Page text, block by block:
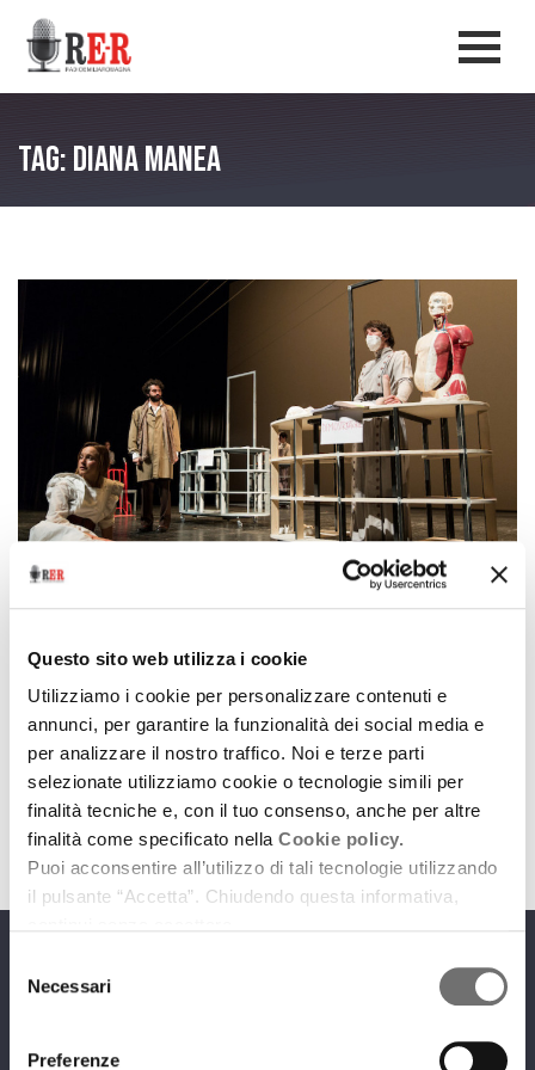
Questo sito web utilizza i cookie
Utilizziamo i cookie per personalizzare contenuti e
annunci, per garantire la funzionalità dei social media e
per analizzare il nostro traffico. Noi e terze parti
selezionate utilizziamo cookie o tecnologie simili per
finalità tecniche e, con il tuo consenso, anche per altre
finalità come specificato nella Cookie policy.
Puoi acconsentire all’utilizzo di tali tecnologie utilizzando
il pulsante “Accetta”. Chiudendo questa informativa,
delNecessari
Preferenze
Salta al contenuto principale
Tag: Diana Manea
Specchio delle mie trame
Compagnia Ert. Wet Market
3 novembre 2020
Ne parliamo con Michele Dell'Utri e Diana Manea
Ascolta downloadPodcast